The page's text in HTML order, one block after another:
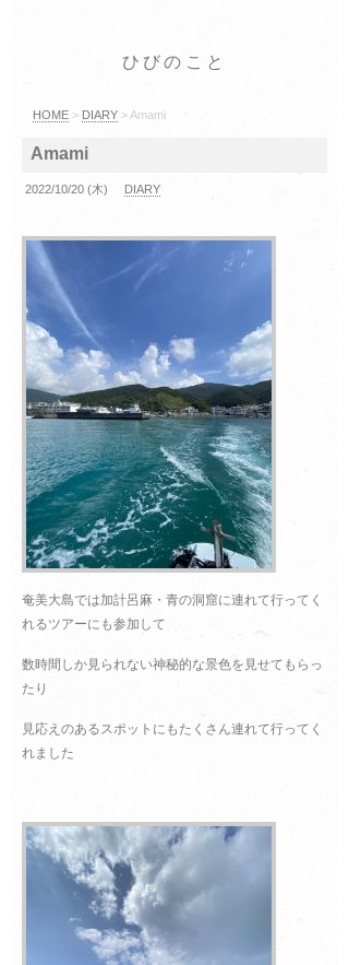
ひびのこと
HOME > DIARY > Amami
Amami
2022/10/20 (木) DIARY
奄美大島では加計呂麻・青の洞窟に連れて行ってく
れるツアーにも参加して
数時間しか見られない神秘的な景色を見せてもらっ
たり
見応えのあるスポットにもたくさん連れて行ってく
れました